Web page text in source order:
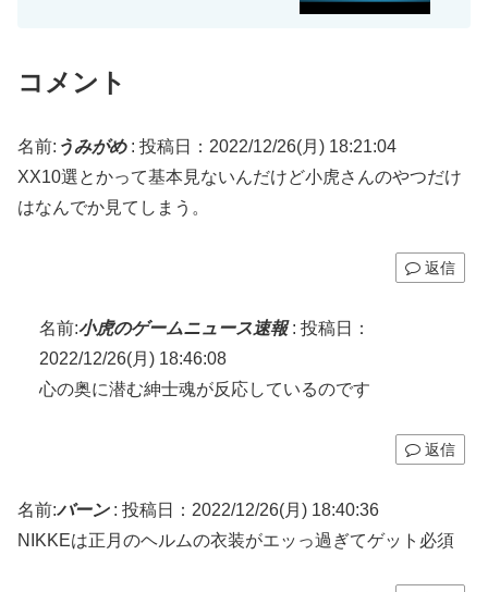
コメント
名前: うみがめ: 投稿日：2022/12/26(月) 18:21:04
XX10選とかって基本見ないんだけど小虎さんのやつだけ
はなんでか見てしまう。
返信
名前:小虎のゲームニュース速報: 投稿日：
2022/12/26(月) 18:46:08
心の奥に潜む紳士魂が反応しているのです
返信
名前:バーン: 投稿日：2022/12/26(月) 18:40:36
NIKKEは正月のヘルムの衣装がエッっ過ぎてゲット必須